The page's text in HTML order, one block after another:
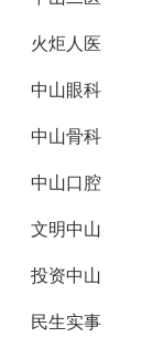
火炬人医
中山眼科
中山骨科
中山口腔
文明中山
投资中山
民生实事